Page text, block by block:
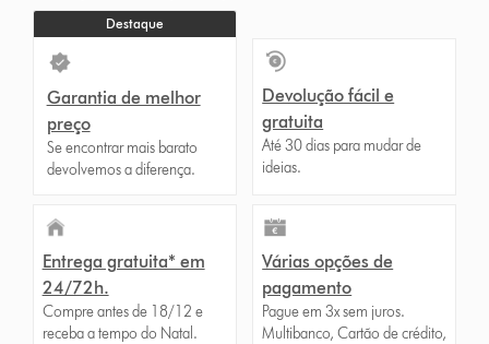
Destaque
Garantia de melhor
preço
Se encontrar mais barato
devolvemos a diferença.
Devolução fácil e
gratuita
Até 30 dias para mudar de
ideias.
Entrega gratuita* em
24/72h.
Compre antes de 18/12 e
receba a tempo do Natal.
Várias opções de
pagamento
Pague em 3x sem juros.
Multibanco, Cartão de crédito,